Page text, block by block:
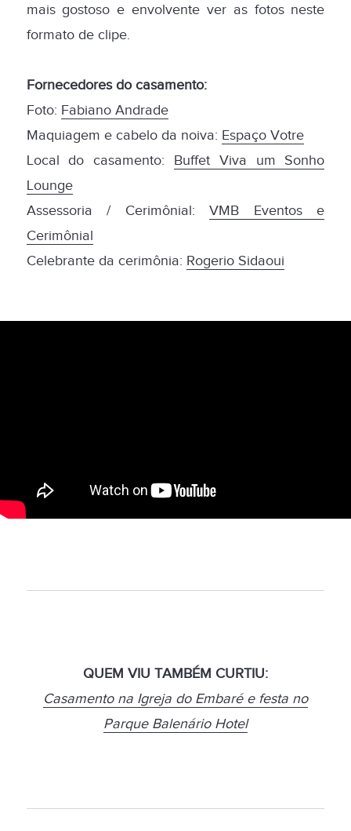
mais gostoso e envolvente ver as fotos neste
formato de clipe.
Fornecedores do casamento:
Foto: Fabiano Andrade
Maquiagem e cabelo da noiva: Espaço Votre
Local do casamento: Buffet Viva um Sonho
Lounge
Assessoria / Cerimônial:VMB Eventos e
Cerimônial
Celebrante da cerimônia: Rogerio Sidaoui
QUEM VIU TAMBÉM CURTIU:
Casamento na Igreja do Embaré e festa no
Parque Balenário Hotel